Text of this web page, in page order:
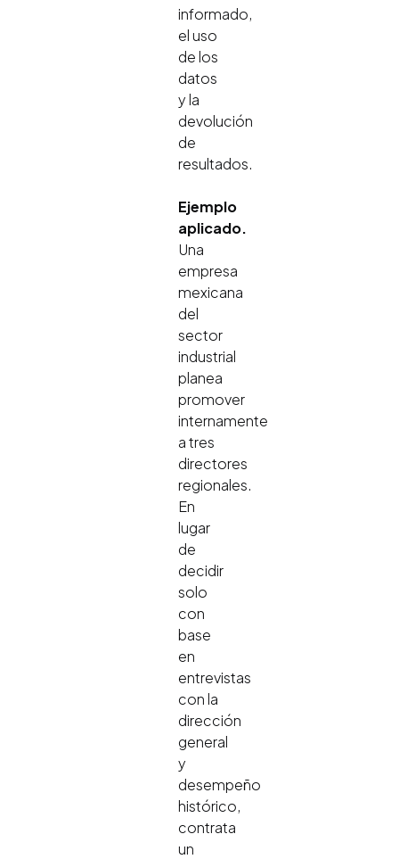
informado,
el uso
de los
datos
y la
devolución
de
resultados.
Ejemplo
aplicado.
Una
empresa
mexicana
del
sector
industrial
planea
promover
internamente
a tres
directores
regionales.
En
lugar
de
decidir
solo
con
base
en
entrevistas
con la
dirección
general
y
desempeño
histórico,
contrata
un